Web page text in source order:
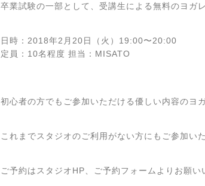
卒業試験の一部として、受講生による無料のヨガ
日時：2018年2月20日（火）19:00〜20:00
定員：10名程度 担当：MISATO
初心者の方でもご参加いただける優しい内容のヨ
これまでスタジオのご利用がない方にもご参加い
ご予約はスタジオHP、ご予約フォームよりお願い